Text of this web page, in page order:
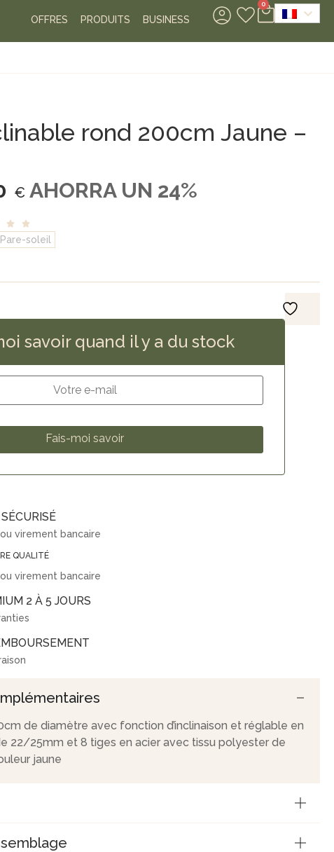
OFFRES PRODUITS BUSINESS
0
rond 200cm Jaune –
€ AHORRA UN 24%
Pare-soleil
savoir quand il y a du stock
virement bancaire
QUALITÉ
virement bancaire
2 À 5 JOURS
de diamètre avec fonction d’inclinaison et réglable en
22/25mm et 8 tiges en acier avec tissu polyester de
jaune